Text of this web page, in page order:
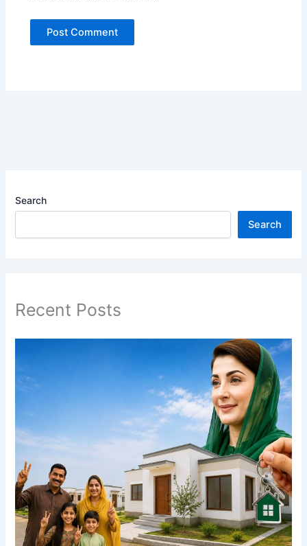
Search
Search
Recent Posts